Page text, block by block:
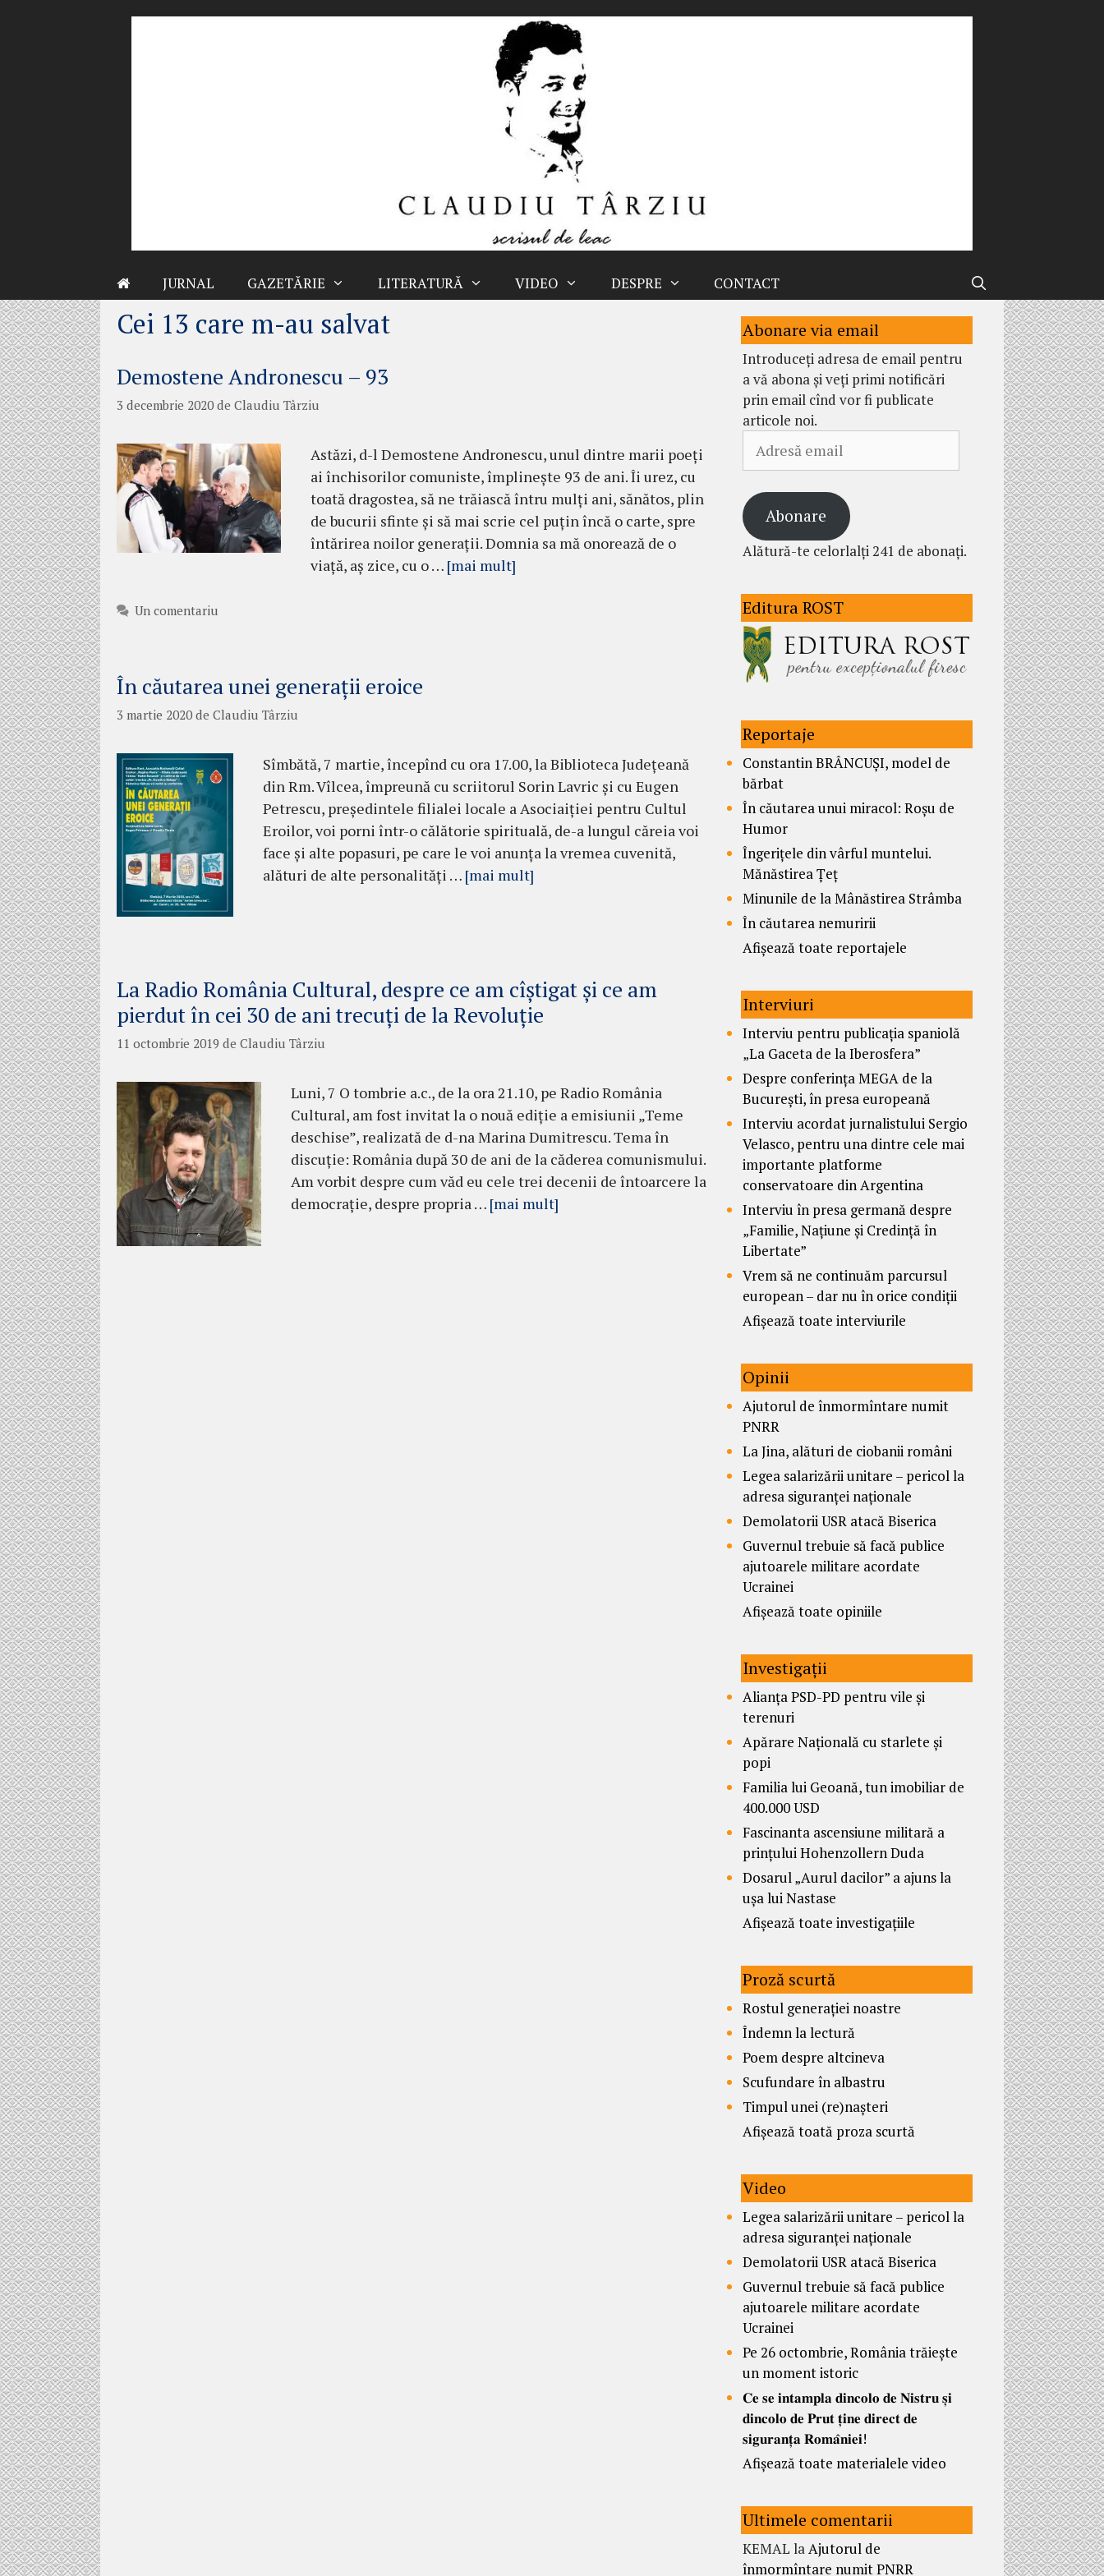
JURNAL GAZETĂRIE LITERATURĂ VIDEO DESPRE CONTACT
Cei 13 care m-au salvat
Demostene Andronescu – 93
3 decembrie 2020 de Claudiu Târziu
Astăzi, d-l Demostene Andronescu, unul dintre marii poeți
ai închisorilor comuniste, împlinește 93 de ani. Îi urez, cu
toată dragostea, să ne trăiască întru mulți ani, sănătos, plin
de bucurii sfinte și să mai scrie cel puțin încă o carte, spre
întărirea noilor generații. Domnia sa mă onorează de o
viață, aș zice, cu o … [mai mult]
Un comentariu
În căutarea unei generații eroice
3 martie 2020 de Claudiu Târziu
Sîmbătă, 7 martie, începînd cu ora 17.00, la Biblioteca Județeană
din Rm. Vîlcea, împreună cu scriitorul Sorin Lavric și cu Eugen
Petrescu, președintele filialei locale a Asociaiției pentru Cultul
Eroilor, voi porni într-o călătorie spirituală, de-a lungul căreia voi
face și alte popasuri, pe care le voi anunța la vremea cuvenită,
alături de alte personalități … [mai mult]
La Radio România Cultural, despre ce am cîștigat și ce am
pierdut în cei 30 de ani trecuți de la Revoluție
11 octombrie 2019 de Claudiu Târziu
Luni, 7 O tombrie a.c., de la ora 21.10, pe Radio România
Cultural, am fost invitat la o nouă ediție a emisiunii „Teme
deschise”, realizată de d-na Marina Dumitrescu. Tema în
discuție: România după 30 de ani de la căderea comunismului.
Am vorbit despre cum văd eu cele trei decenii de întoarcere la
democrație, despre propria … [mai mult]
Abonare via email
Introduceți adresa de email pentru
a vă abona și veți primi notificări
prin email cînd vor fi publicate
articole noi.
email
Abonare
Alătură-te celorlalți 241 de abonați.
Editura ROST
Reportaje
Constantin BRÂNCUȘI, model de
bărbat
În căutarea unui miracol: Roșu de
Humor
Îngerițele din vârful muntelui.
Mănăstirea Țeț
Minunile de la Mânăstirea Strâmba
În căutarea nemuririi
Afișează toate reportajele
Interviuri
Interviu pentru publicația spaniolă
„La Gaceta de la Iberosfera”
Despre conferința MEGA de la
București, în presa europeană
Interviu acordat jurnalistului Sergio
Velasco, pentru una dintre cele mai
importante platforme
conservatoare din Argentina
Interviu în presa germană despre
„Familie, Națiune și Credință în
Libertate”
Vrem să ne continuăm parcursul
european – dar nu în orice condiții
Afișează toate interviurile
Opinii
Ajutorul de înmormîntare numit
PNRR
La Jina, alături de ciobanii români
Legea salarizării unitare – pericol la
adresa siguranței naționale
Demolatorii USR atacă Biserica
Guvernul trebuie să facă publice
ajutoarele militare acordate
Ucrainei
Afișează toate opiniile
Investigații
Alianța PSD-PD pentru vile și
terenuri
Apărare Națională cu starlete și
popi
Familia lui Geoană, tun imobiliar de
400.000 USD
Fascinanta ascensiune militară a
prințului Hohenzollern Duda
Dosarul „Aurul dacilor” a ajuns la
ușa lui Nastase
Afișează toate investigațiile
Proză scurtă
Rostul generației noastre
Îndemn la lectură
Poem despre altcineva
Scufundare în albastru
Timpul unei (re)nașteri
Afișează toată proza scurtă
Video
Legea salarizării unitare – pericol la
adresa siguranței naționale
Demolatorii USR atacă Biserica
Guvernul trebuie să facă publice
ajutoarele militare acordate
Ucrainei
Pe 26 octombrie, România trăiește
un moment istoric
𝐂𝐞 𝐬𝐞 𝐢𝐧𝐭𝐚𝐦𝐩𝐥𝐚 𝐝𝐢𝐧𝐜𝐨𝐥𝐨 𝐝𝐞 𝐍𝐢𝐬𝐭𝐫𝐮 𝐬̦𝐢
𝐝𝐢𝐧𝐜𝐨𝐥𝐨 𝐝𝐞 𝐏𝐫𝐮𝐭 𝐭̦𝐢𝐧𝐞 𝐝𝐢𝐫𝐞𝐜𝐭 𝐝𝐞
𝐬𝐢𝐠𝐮𝐫𝐚𝐧𝐭̦𝐚 𝐑𝐨𝐦𝐚̂𝐧𝐢𝐞𝐢!
Afișează toate materialele video
Ultimele comentarii
KEMAL laAjutorul de
înmormîntare numit PNRR